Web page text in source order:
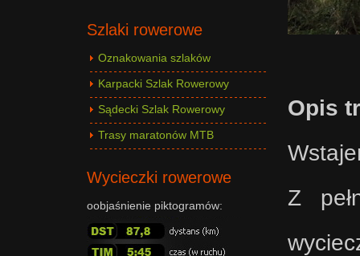
Opis
Z
Szlaki rowerowe
Oznakowania szlaków
Karpacki Szlak Rowerowy
Sądecki Szlak Rowerowy
Trasy maratonów MTB
Wycieczki rowerowe
oobjaśnienie piktogramów: